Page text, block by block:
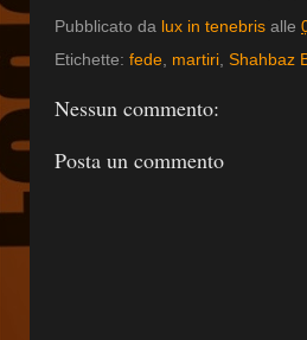
Pubblicato da lux in tenebris alle
Etichette: fede, martiri, Shahbaz
Nessun commento:
Posta un commento